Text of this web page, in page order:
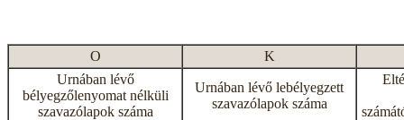
O
K
Urnában lévő
bélyegzőlenyomat nélküli
szavazólapok száma
Urnában lévő lebélyegzett
szavazólapok száma